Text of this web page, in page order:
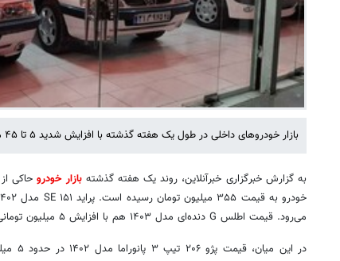
بازار خودروهای داخلی در طول یک هفته گذشته با افزایش شدید ۵ تا ۴۵ میلیون تومانی روبه‌رو بود.
به گزارش خبرگزاری خبرآنلاین، روند یک هفته گذشتهبازار خودرو
می‌رود. قیمت اطلس G دنده‌ای مدل ۱۴۰۳ هم با افزایش ۵ میلیون تومانی، ۵۸۵ میلیون تومان شد.